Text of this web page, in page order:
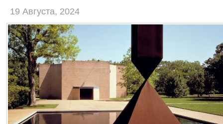
19 Августа, 2024